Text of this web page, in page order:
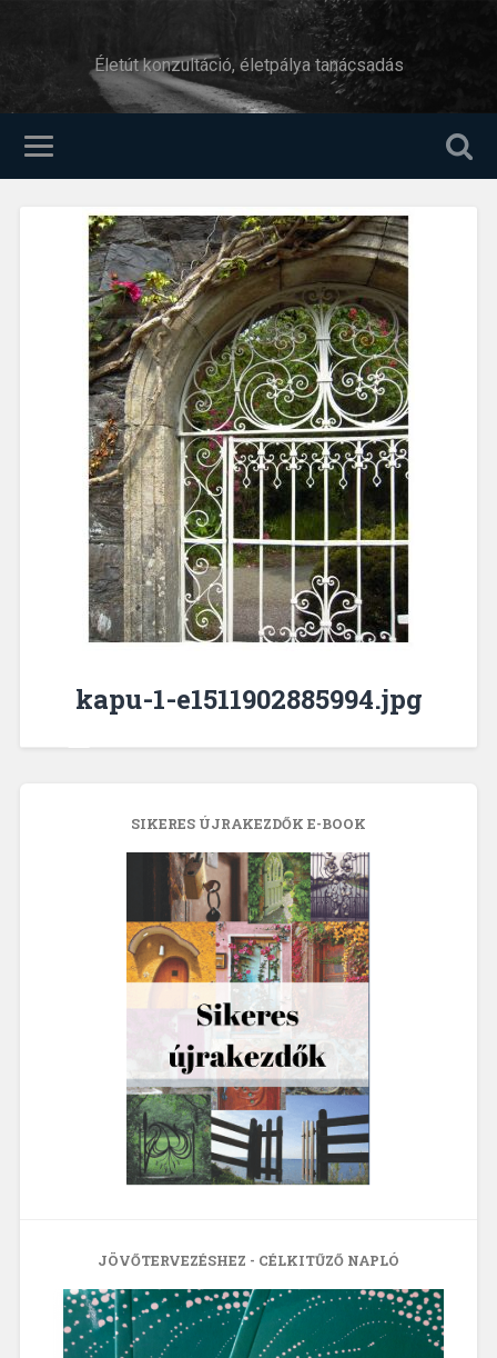
Életút konzultáció, életpálya tanácsadás
kapu-1-e1511902885994.jpg
SIKERES ÚJRAKEZDŐK E-BOOK
JÖVŐTERVEZÉSHEZ - CÉLKITŰZŐ NAPLÓ